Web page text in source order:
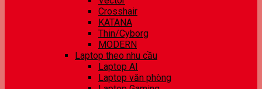
Crosshair
KATANA
Thin/Cyborg
MODERN
Laptop theo nhu cầu
Laptop AI
Laptop văn phòng